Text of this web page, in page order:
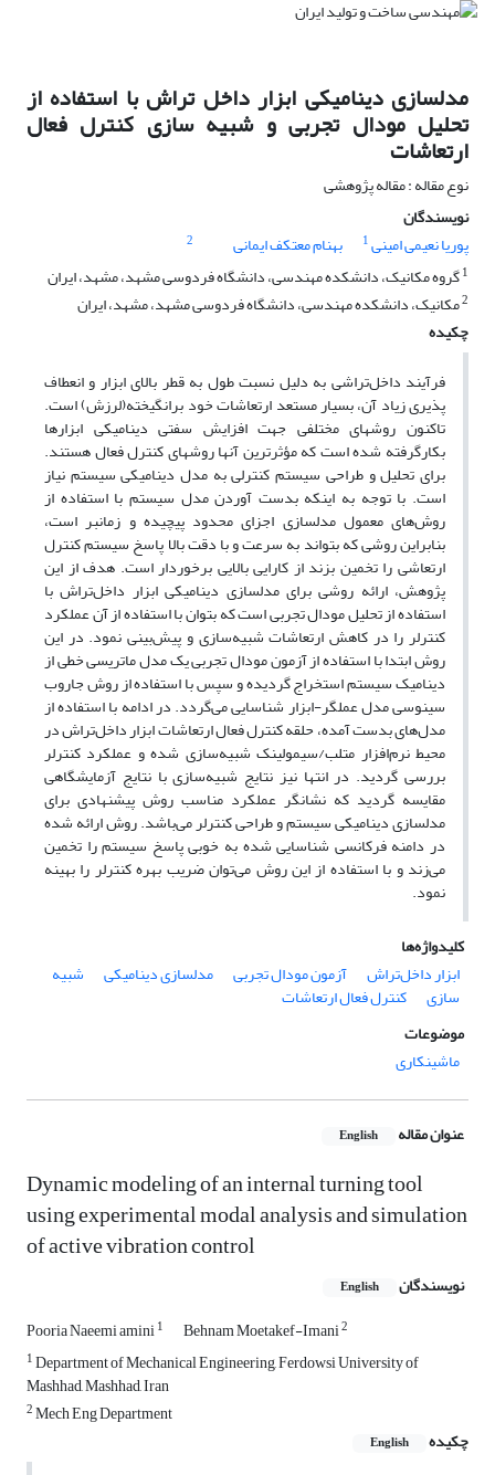
مدلسازی دینامیکی ابزار داخل تراش با استفاده از
تحلیل مودال تجربی و شبیه سازی کنترل فعال
ارتعاشات
نوع مقاله : مقاله پژوهشی
نویسندگان
پوریا نعیمی امینی1 بهنام معتکف ایمانی
2
1گروه مکانیک، دانشکده مهندسی، دانشگاه فردوسی مشهد، مشهد، ایران
2مکانیک، دانشکده مهندسی، دانشگاه فردوسی مشهد، مشهد، ایران
چکیده
فرآیند داخل‌تراشی به دلیل نسبت طول به قطر بالای ابزار و انعطاف
پذیری زیاد آن، بسیار مستعد ارتعاشات خود برانگیخته(لرزش) است.
تاکنون روشهای مختلفی جهت افزایش سفتی دینامیکی ابزارها
بکارگرفته شده است که مؤثرترین آنها روشهای کنترل فعال هستند.
برای تحلیل و طراحی سیستم کنترلی به مدل دینامیکی سیستم نیاز
است. با توجه به اینکه بدست آوردن مدل سیستم با استفاده از
روش‌های معمول مدلسازی اجزای محدود پیچیده و زمانبر است،
بنابراین روشی که بتواند به سرعت و با دقت بالا پاسخ سیستم کنترل
ارتعاشی را تخمین بزند از کارایی بالایی برخوردار است. هدف از این
پژوهش، ارائه روشی برای مدلسازی دینامیکی ابزار داخل‌تراش با
استفاده از تحلیل مودال تجربی است که بتوان با استفاده از آن عملکرد
کنترلر را در کاهش ارتعاشات شبیه‌سازی و پیش‌بینی نمود. در این
روش ابتدا با استفاده از آزمون مودال تجربی یک مدل ماتریسی خطی از
دینامیک سیستم استخراج گردیده و سپس با استفاده از روش جاروب
سینوسی مدل عملگر-ابزار شناسایی می‌گردد. در ادامه با استفاده از
مدل‌های بدست آمده، حلقه کنترل فعال ارتعاشات ابزار داخل‌تراش در
محیط نرم‌افزار متلب/سیمولینک شبیه‌سازی شده و عملکرد کنترلر
بررسی گردید. در انتها نیز نتایج شبیه‌سازی با نتایج آزمایشگاهی
مقایسه گردید که نشانگر عملکرد مناسب روش پیشنهادی برای
مدلسازی دینامیکی سیستم و طراحی کنترلر می‌باشد. روش ارائه شده
در دامنه فرکانسی شناسایی شده به خوبی پاسخ سیستم را تخمین
می‌زند و با استفاده از این روش می‌توان ضریب بهره کنترلر را بهینه
نمود.
کلیدواژه‌ها
ابزار داخل‌تراش
آزمون مودال تجربی مدلسازی دینامیکی شبیه
سازی
کنترل فعال ارتعاشات
موضوعات
ماشینکاری
عنوان مقاله English
Dynamic modeling of an internal turning tool
using experimental modal analysis and simulation
of active vibration control
نویسندگان English
Pooria Naeemi amini1 Behnam Moetakef-Imani2
1Department of Mechanical Engineering, Ferdowsi University of
Mashhad, Mashhad, Iran
2Mech Eng Department
چکیده
English